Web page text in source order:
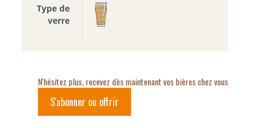
Type de
verre
N'hésitez plus, recevez dès maintenant vos bières chez vous
S'abonner ou offrir